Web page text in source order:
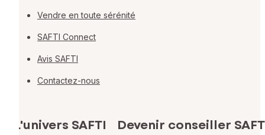
Vendre en toute sérénité
SAFTI Connect
Avis SAFTI
Contactez-nous
L'univers SAFTI Devenir conseiller